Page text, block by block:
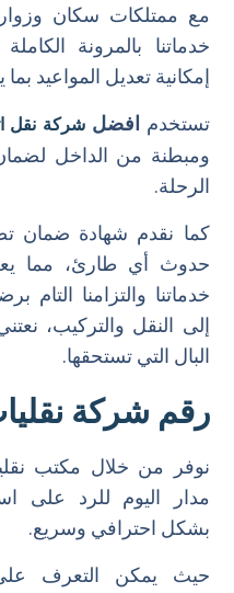
مع ممتلكات سكان وزوار
خدماتنا بالمرونة
إمكانية تعديل المواعيد
تستخدم افضل شركة نقل
ومبطنة من الداخل
الرحلة.
كما نقدم شهادة ضمان
حدوث أي طارئ، مما
خدماتنا والتزامنا التام
إلى النقل والتركيب،
البال التي تستحقها.
رقم شركة
نوفر من خلال مكتب
مدار اليوم للرد على
بشكل احترافي وسريع.
حيث يمكن التعرف على